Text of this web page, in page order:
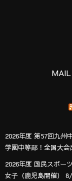
2026年度 第57回九州
学園中等部！全国大会
2026年度 国民スポー
女子（鹿児島開催）